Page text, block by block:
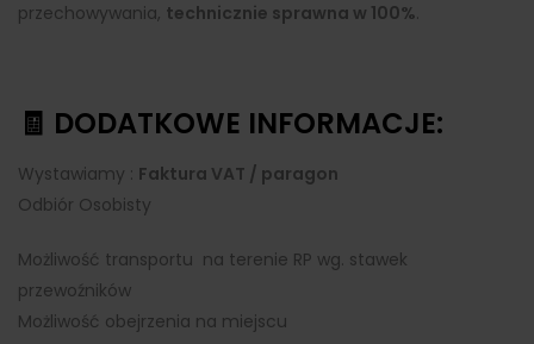
przechowywania, technicznie sprawna w 100%.
🧾 DODATKOWE INFORMACJE:
Wystawiamy : Faktura VAT / paragon
Odbiór Osobisty
Możliwość transportu na terenie RP wg. stawek
przewoźników
Możliwość obejrzenia na miejscu